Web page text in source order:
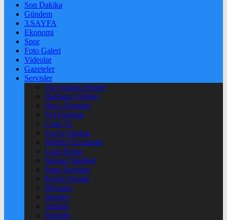
Son Dakika
Gündem
3.SAYFA
Ekonomi
Spor
Foto Galeri
Videolar
Gazeteler
Servisler
Vizyondaki Filmler
Haftanin Filmleri
Hava Durumu
Yol Durumu
Canlı Tv
Yayın Akışları
Nöbetçi Eczaneler
Canlı Borsa
Namaz Vakitleri
Puan Durumu
Kripto Paralar
Dövizler
Hisseler
Altınlar
Pariteler